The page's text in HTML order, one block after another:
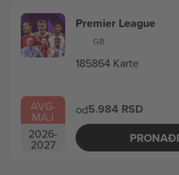
AVG-
MAJ
2026-
2027
Premier League
GB
185864 Karte
od5.984 RSD